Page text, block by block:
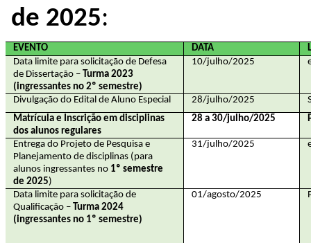
de 2025:
EVENTO DATA
Data limite para solicitação de Defesa
de Dissertação – Turma 2023
(ingressantes no 2º semestre)
10/julho/2025
Divulgação do Edital de Aluno Especial 28/julho/2025
Matrícula e Inscrição em disciplinas
dos alunos regulares
28 a 30/julho/2025
Entrega do Projeto de Pesquisa e
Planejamento de disciplinas (para
alunos ingressantes no 1º semestre
de 2025)
31/julho/2025
Data limite para solicitação de
Qualificação – Turma 2024
(ingressantes no 1º semestre)
01/agosto/2025